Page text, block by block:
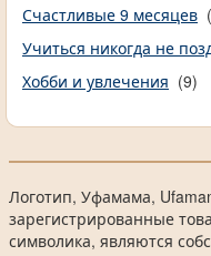
Счастливые 9 месяцев
Учиться никогда не
Хобби и увлечения (9)
Логотип, Уфамама,
зарегистрированные
символика, являются